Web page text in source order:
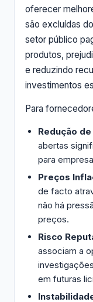
oferecer
são excluídas
setor público
produtos,
e reduzindo
investimentos
Para
Redução
abertas
para
Preços
de facto
não há
preços.
Risco
associam a
em futuras